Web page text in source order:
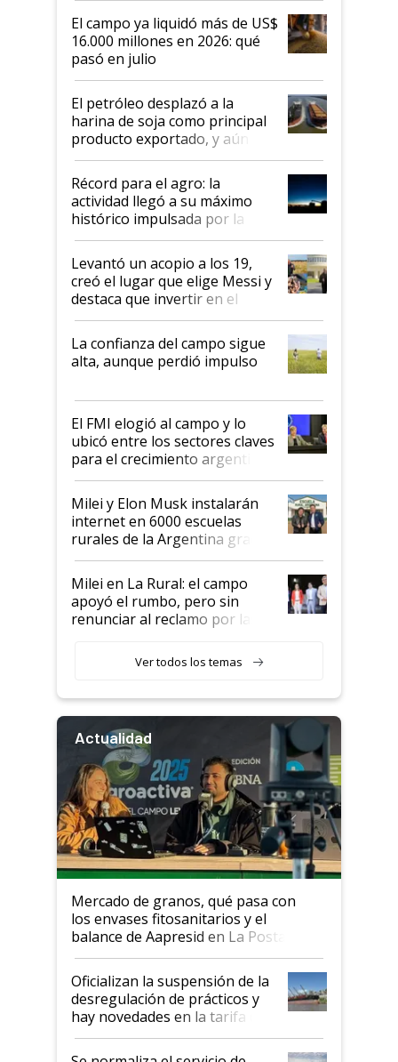
El campo ya liquidó más de US$
16.000 millones en 2026: qué
pasó en julio
El petróleo desplazó a la
harina de soja como principal
producto exportado, y aún así
el agro aportó casi seis de cada
diez dólares y sostuvo el
liderazgo en un semestre
récord
Récord para el agro: la
actividad llegó a su máximo
histórico impulsada por la
cosecha y las exportaciones
Levantó un acopio a los 19,
creó el lugar que elige Messi y
destaca que invertir en el
kirchnerismo era como "darle
plata a un hijo para droga":
Juan Félix Rossetti, el libertario
que de una dura crisis salió
de Milei
La confianza del campo sigue
alta, aunque perdió impulso
El FMI elogió al campo y lo
ubicó entre los sectores claves
para el crecimiento argentino
Milei y Elon Musk instalarán
internet en 6000 escuelas
rurales de la Argentina gracias
a un acuerdo con Starlink
Milei en La Rural: el campo
apoyó el rumbo, pero sin
renunciar al reclamo por las
Ver todos los temas
Actualidad
Mercado de granos, qué pasa con
los envases fitosanitarios y el
balance de Aapresid en La Posta
Oficializan la suspensión de la
desregulación de prácticos y
hay novedades en la tarifa de
la hidrovía